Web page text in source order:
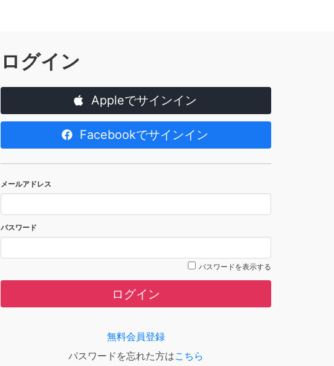
ログイン
Appleでサインイン
Facebookでサインイン
メールアドレス
パスワード
パスワードを表示する
ログイン
無料会員登録
パスワードを忘れた方はこちら